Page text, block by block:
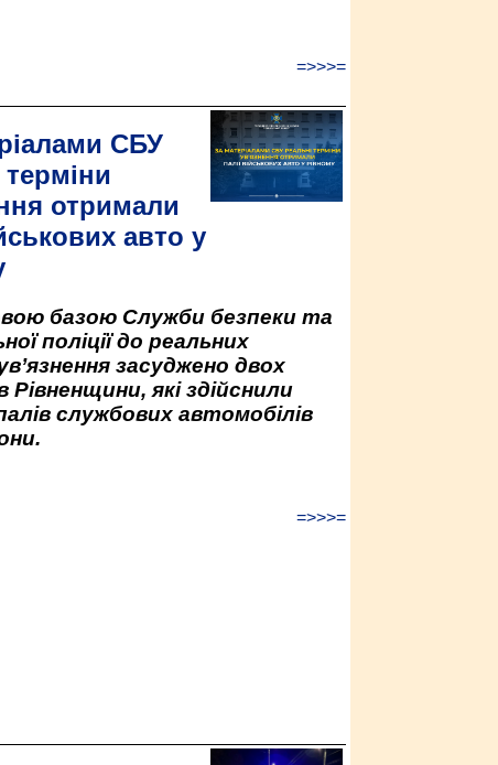
=>>>=
СБУ
терміни
отримали
авто у
базою Служби безпеки та
поліції до реальних
засуджено двох
Рівненщини, які здійснили
службових автомобілів
=>>>=